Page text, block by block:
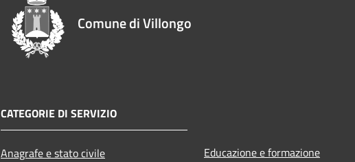
Comune di Villongo
CATEGORIE DI SERVIZIO
Anagrafe e stato civile
Educazione e formazione